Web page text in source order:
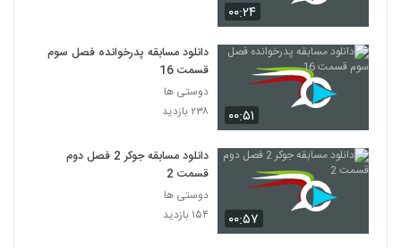
۰۰:۲۴
۰۰:۵۱
دانلود مسابقه پدرخوانده فصل سوم
قسمت 16
دوستی ها
۲۳۸ بازدید
۰۰:۵۷
دانلود مسابقه جوکر 2 فصل دوم
قسمت 2
دوستی ها
۱۵۴ بازدید